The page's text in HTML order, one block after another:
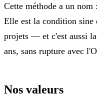
Cette méthode a un nom :
Elle est la condition sine
projets — et c'est aussi
ans, sans rupture avec
Nos valeurs